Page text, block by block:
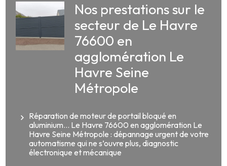
Nos prestations sur le
secteur de Le Havre
76600 en
agglomération Le
Havre Seine
Métropole
Réparation de moteur de portail bloqué en
aluminium... Le Havre 76600 en agglomération Le
Havre Seine Métropole : dépannage urgent de votre
automatisme qui ne s’ouvre plus, diagnostic
électronique et mécanique